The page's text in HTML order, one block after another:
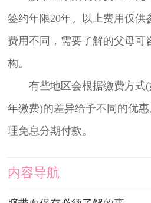
签约年限20年。以上费用仅供
费用不同，需要了解的父母可
构。
有些地区会根据缴费方式(
年缴费)的差异给予不同的优
理免息分期付款。
内容导航